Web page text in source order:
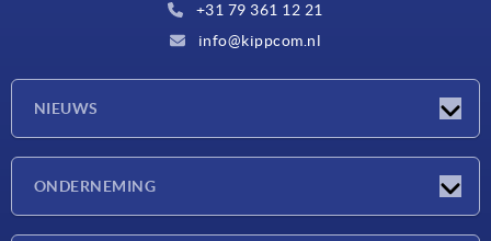
+31 79 361 12 21
info@kippcom.nl
NIEUWS
ONDERNEMING